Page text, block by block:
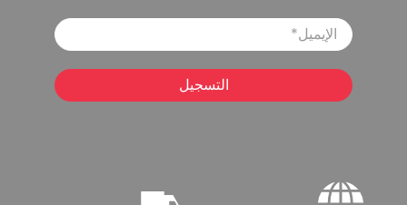
الإيميل
التسجيل